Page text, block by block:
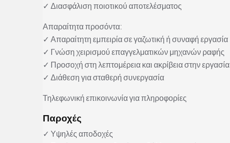
✓ Διασφάλιση ποιοτικού αποτελέσματος
Απαραίτητα προσόντα:
✓ Απαραίτητη εμπειρία σε γαζωτική ή συναφή εργασία
✓ Γνώση χειρισμού επαγγελματικών μηχανών ραφής
✓ Προσοχή στη λεπτομέρεια και ακρίβεια στην εργασία
✓ Διάθεση για σταθερή συνεργασία
Τηλεφωνική επικοινωνία για πληροφορίες
Παροχές
✓ Υψηλές αποδοχές